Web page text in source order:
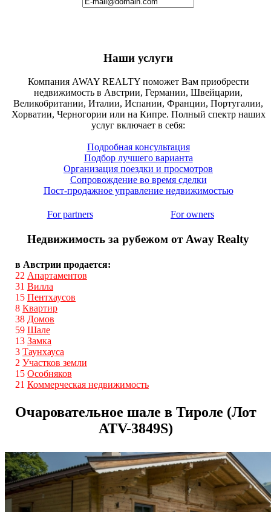
Наши услуги
Компания AWAY REALTY поможет Вам приобрести
недвижимость в Австрии, Германии, Швейцарии,
Великобритании, Италии, Испании, Франции, Португалии,
Хорватии, Черногории или на Кипре. Полный спектр наших
услуг включает в себя:
Подробная консультация
Подбор лучшего варианта
Организация поездки и просмотров
Сопровождение во время сделки
Пост-продажное управление недвижимостью
For partners For owners
Недвижимость за рубежом от Away Realty
в Австрии продается:
22 Апартаментов
31 Вилла
15 Пентхаусов
8 Квартир
38 Домов
59 Шале
13 Замка
3 Таунхауса
2 Участков земли
15 Особняков
21 Коммерческая недвижимость
Очаровательное шале в Тироле (Лот
ATV-3849S)